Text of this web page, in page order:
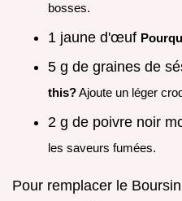
bosses.
1 jaune d'œuf
5 g de graines de
this?Ajoute un léger
2 g de poivre noir
les saveurs fumées.
Pour remplacer le